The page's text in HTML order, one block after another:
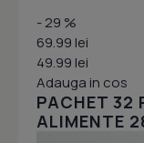
- 29 %
69.99 lei
49.99 lei
Adauga in cos
PACHET 32
ALIMENTE